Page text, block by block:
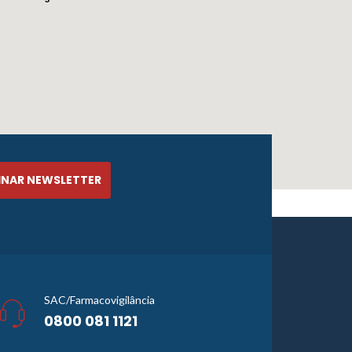
SAC/Farmacovigilância
0800 081 1121